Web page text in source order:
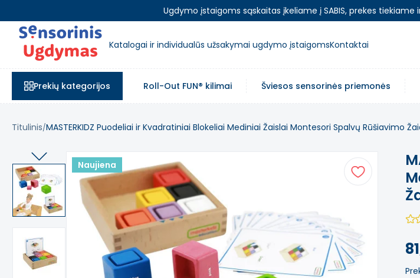
Ugdymo įstaigoms sąskaitas įkeliame į SABIS, prekes
Katalogai ir individualūs užsakymai ugdymo įstaigomsKontaktai
Prekių kategorijos Roll-Out FUN® kilimai Šviesos sensorinės priemonės
Titulinis MASTERKIDZ Puodeliai ir Kvadratiniai Blokeliai Mediniai Žaislai Montesori Spalvų Rūšiavimo
Naujiena